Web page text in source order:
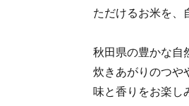
ただけるお米を、
秋田県の豊かな自
炊きあがりのつや
味と香りをお楽し